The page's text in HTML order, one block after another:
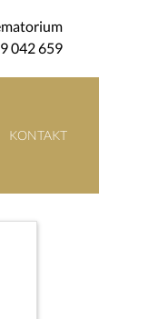
042 659
KONTAKT